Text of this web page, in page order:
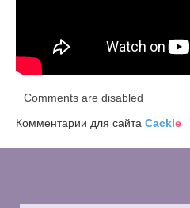
Comments are disabled
Комментарии для сайта Cackle